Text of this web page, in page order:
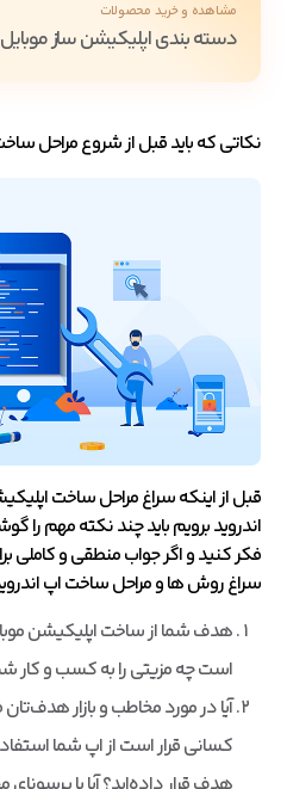
مشاهده و خرید محصولات
دسته بندی اپلیکیشن ساز موبایل
نکاتی که باید قبل از شروع مراحل
قبل از اینکه سراغ مراحل ساخت
اندروید برویم باید چند نکته مهم را
فکر کنید و اگر جواب منطقی و کاملی
سراغ روش ها و مراحل ساخت اپ
هدف شما از ساخت اپلیکیشن
است چه مزیتی را به کسب و کار
آیا در مورد مخاطب‌ و بازار
کسانی قرار است از اپ شما